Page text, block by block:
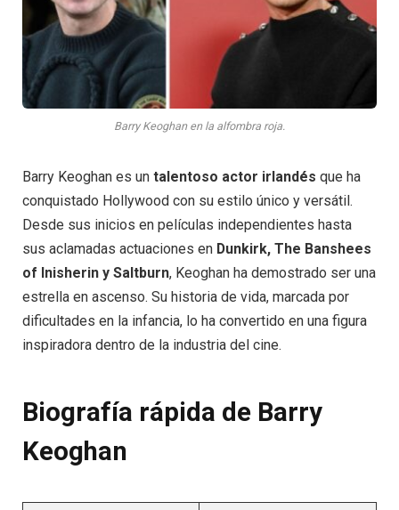
Barry Keoghan en la alfombra roja.
Barry Keoghan es un talentoso actor irlandés que ha
conquistado Hollywood con su estilo único y versátil.
Desde sus inicios en películas independientes hasta
sus aclamadas actuaciones en Dunkirk, The Banshees
of Inisherin y Saltburn, Keoghan ha demostrado ser una
estrella en ascenso. Su historia de vida, marcada por
dificultades en la infancia, lo ha convertido en una figura
inspiradora dentro de la industria del cine.
Biografía rápida de Barry
Keoghan